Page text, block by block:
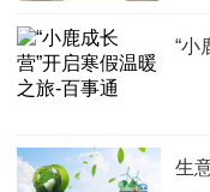
“小
生